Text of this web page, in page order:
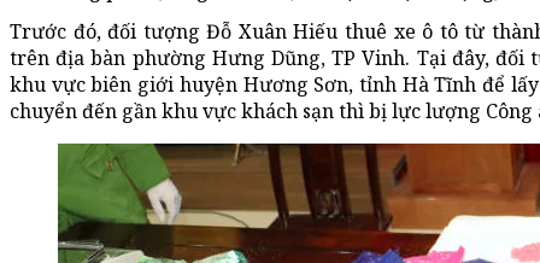
Trước đó, đối tượng Đỗ Xuân Hiếu thuê xe ô tô từ
trên địa bàn phường Hưng Dũng, TP Vinh. Tại đây,
khu vực biên giới huyện Hương Sơn, tỉnh Hà Tĩnh để
chuyển đến gần khu vực khách sạn thì bị lực lượng Công